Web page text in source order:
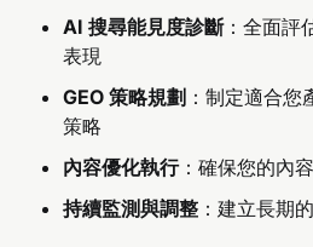
AI 搜尋能見度診斷：全面評
表現
GEO 策略規劃 ：制定適合
策略
內容優化執行：確保您的內
持續監測與調整 ：建立長期